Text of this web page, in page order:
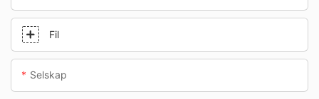
Fil
Selskap